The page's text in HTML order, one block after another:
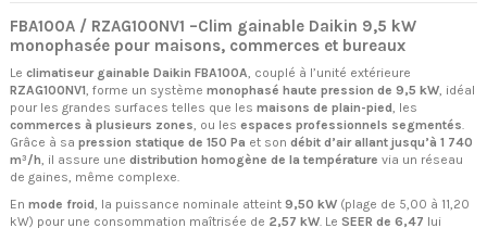
FBA100A / RZAG100NV1 –Clim gainable Daikin 9,5 kW
monophasée pour maisons, commerces et bureaux
Le climatiseur gainable Daikin FBA100A , couplé à l’unité extérieure
RZAG100NV1 , forme un système monophasé haute pression de 9,5 kW , idéal
pour les grandes surfaces telles que les maisons de plain-pied , les
commerces à plusieurs zones , ou les espaces professionnels segmentés
Grâce à sa pression statique de 150 Pa et son débit d’air allant jusqu’à 1 740
m³/h , il assure une distribution homogène de la température via un réseau
de gaines, même complexe.
En mode froid, la puissance nominale atteint 9,50 kW (plage de 5,00 à 11,20
kW) pour une consommation maîtrisée de 2,57 kW. Le SEER de 6,47 lui